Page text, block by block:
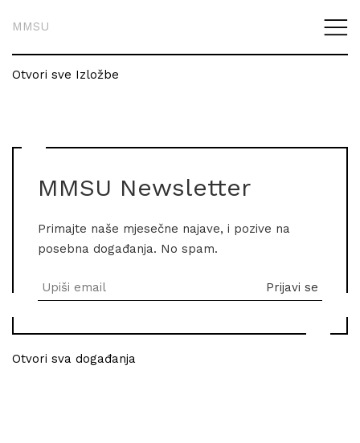
MMSU
Otvori sve Izložbe
MMSU Newsletter
Primajte naše mjesečne najave, i pozive na
posebna događanja. No spam.
Otvori sva događanja